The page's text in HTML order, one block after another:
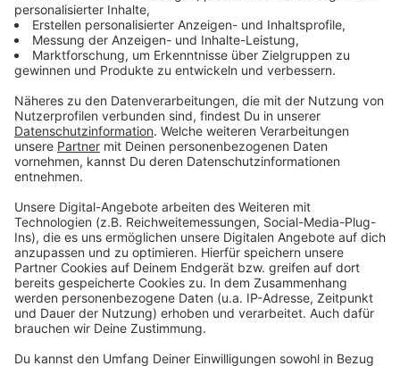
Kritik am "Flyover" kommt unter anderem von den
Linken und der FDP, die sich bereits ablehnend dazu
Peter Wolter vom ADFC Münster im ANTENNE
MÜNSTER-Interview:
In dem Bereich haben wir rund 30.000 Radler pro
Tag. Für 90% dieser Radler würde diese Brücke
aber gar nicht bringen.
Anzeige